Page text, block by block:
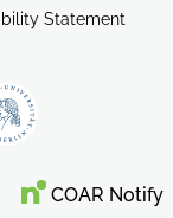
Statement
COAR Notify